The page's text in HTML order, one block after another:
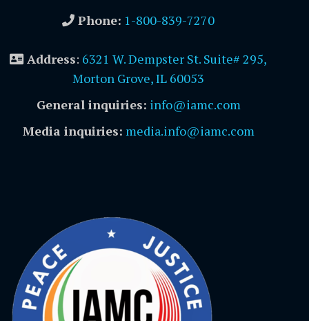
Phone: 1-800-839-7270
Address: 6321 W. Dempster St. Suite# 295,
Morton Grove, IL 60053
General inquiries: info@iamc.com
Media inquiries: media.info@iamc.com